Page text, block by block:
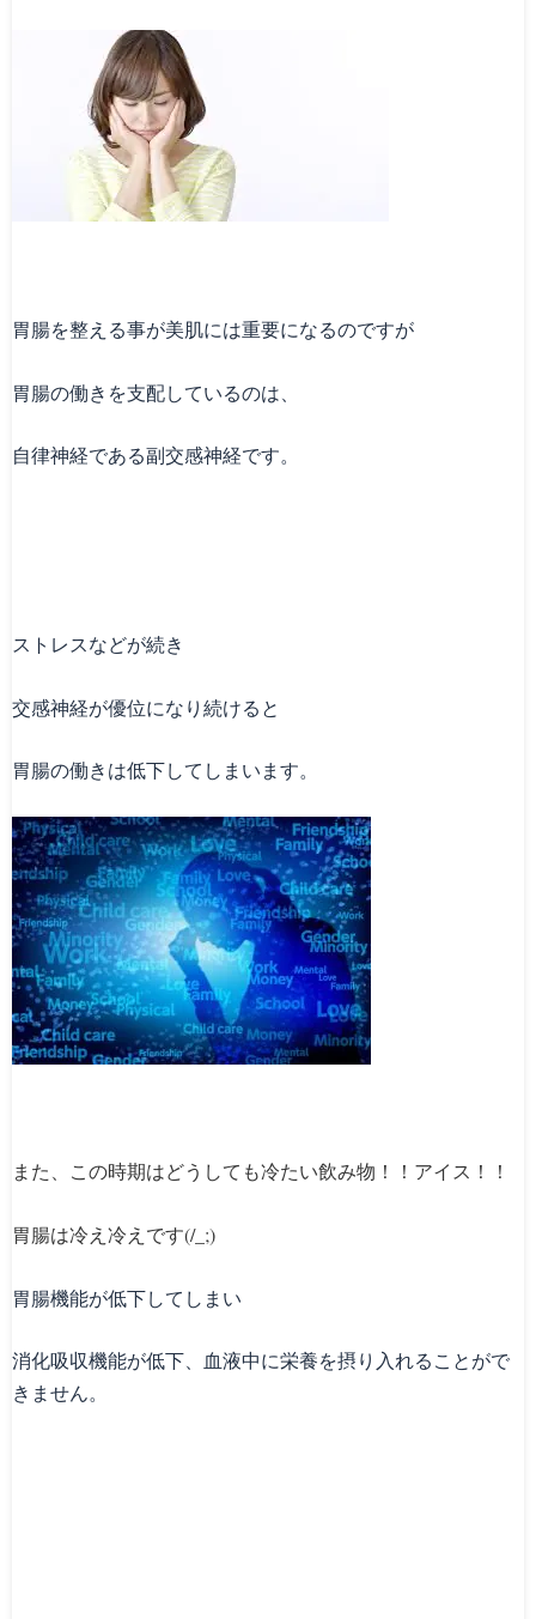
胃腸を整える事が美肌には重要になるのですが
胃腸の働きを支配しているのは、
自律神経である副交感神経です。
ストレスなどが続き
交感神経が優位になり続けると
胃腸の働きは低下してしまいます。
また、この時期はどうしても冷たい飲み物！！アイス！！
胃腸は冷え冷えです(/_;)
胃腸機能が低下してしまい
消化吸収機能が低下、血液中に栄養を摂り入れることがで
きません。